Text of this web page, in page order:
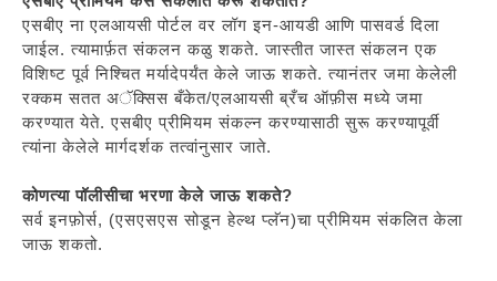
एसबीए ना एलआयसी पोर्टल वर लॉग इन-आयडी आणि पासवर्ड दिला
जाईल. त्यामार्फ़त संकलन कळु शकते. जास्तीत जास्त संकलन एक
विशिष्ट पूर्व निश्चित मर्यादेपर्यंत केले जाऊ शकते. त्यानंतर जमा केलेली
रक्कम सतत अॅक्सिस बँकेत/एलआयसी ब्रँच ऑफ़ीस मध्ये जमा
करण्यात येते. एसबीए प्रीमियम संकल्न करण्यासाठी सुरू करण्यापूर्वी
त्यांना केलेले मार्गदर्शक तत्वांनुसार जाते.
कोणत्या पॉलीसीचा भरणा केले जाऊ शकते?
सर्व इनफ़ोर्स, (एसएसएस सोडून हेल्थ प्लॅन)चा प्रीमियम संकलित केला
जाऊ शकतो.